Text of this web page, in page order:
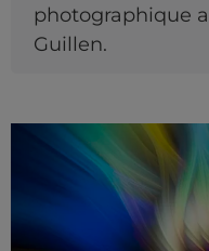
photographique
Guillen.